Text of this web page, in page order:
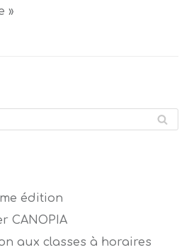
»
édition
CANOPIA
aux classes à horaires